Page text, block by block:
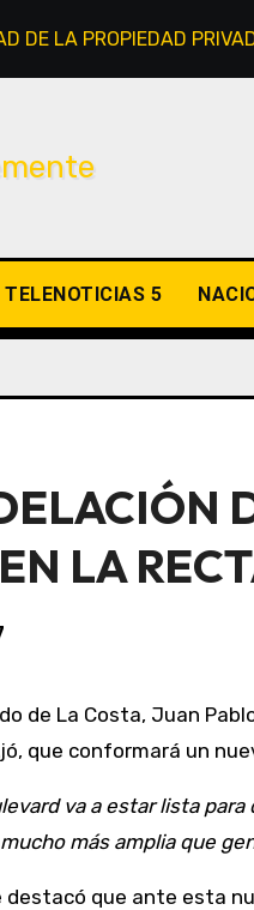
DE LA PROPIEDAD
TELENOTICIAS 5
LA
que conformará un
va a estar lista
más amplia que
que ante esta